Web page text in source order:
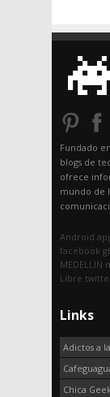
Fundado
blogs de
ofrece
mundo de
Android
facebook
MEDELLIN
Libre
Links
Adictos a
Chica